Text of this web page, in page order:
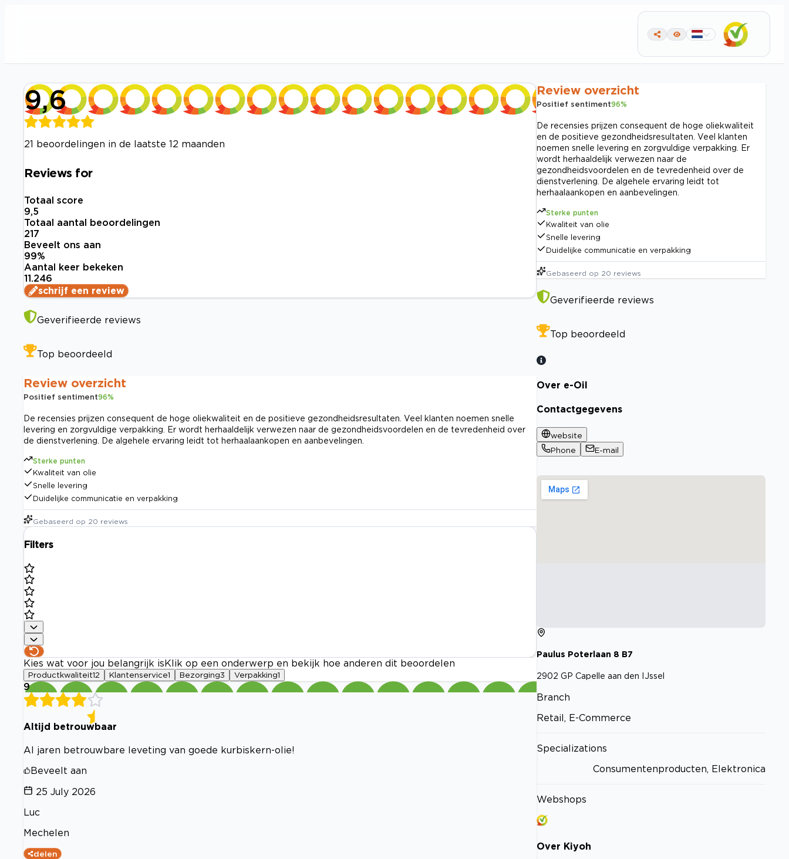
9,6
21 beoordelingen in de laatste 12 maanden
Reviews for
Totaal score
9,5
Totaal aantal beoordelingen
217
Beveelt ons aan
99%
Aantal keer bekeken
11.246
schrijf een review
Geverifieerde reviews
Top beoordeeld
Review overzicht
Positief sentiment96%
De recensies prijzen consequent de hoge oliekwaliteit en de positieve gezondheidsresultaten. Veel klanten noemen snelle
levering en zorgvuldige verpakking. Er wordt herhaaldelijk verwezen naar de gezondheidsvoordelen en de tevredenheid over
de dienstverlening. De algehele ervaring leidt tot herhaalaankopen en aanbevelingen.
Sterke punten
Kwaliteit van olie
Snelle levering
Duidelijke communicatie en verpakking
Gebaseerd op 20 reviews
Filters
Kies wat voor jou belangrijk is Klik op een onderwerp en bekijk hoe anderen dit beoordelen
Productkwaliteit12 Klantenservice1 Bezorging3 Verpakking1
9
Altijd betrouwbaar
Al jaren betrouwbare leveting van goede kurbiskern-olie!
Beveelt aan
25 July 2026
Luc
Mechelen
delen
Review overzicht
Positief sentiment96%
De recensies prijzen consequent de hoge oliekwaliteit
en de positieve gezondheidsresultaten. Veel klanten
noemen snelle levering en zorgvuldige verpakking. Er
wordt herhaaldelijk verwezen naar de
gezondheidsvoordelen en de tevredenheid over de
dienstverlening. De algehele ervaring leidt tot
herhaalaankopen en aanbevelingen.
Sterke punten
Kwaliteit van olie
Snelle levering
Duidelijke communicatie en verpakking
Gebaseerd op 20 reviews
Geverifieerde reviews
Top beoordeeld
Over e-Oil
Contactgegevens
website
Phone
E-mail
Paulus Poterlaan 8 B7
2902 GP Capelle aan den IJssel
Branch
Retail, E-Commerce
Specializations
Consumentenproducten, Elektronica
Webshops
Over Kiyoh